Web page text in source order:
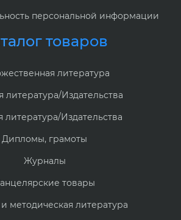
персональной информации
товаров
литература
литература/Издательства
литература/Издательства
Дипломы, грамоты
Журналы
товары
методическая литература